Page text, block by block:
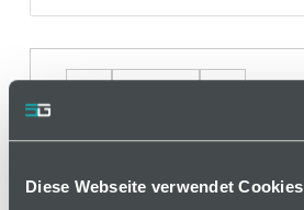
Diese Webseite verwendet Cookies